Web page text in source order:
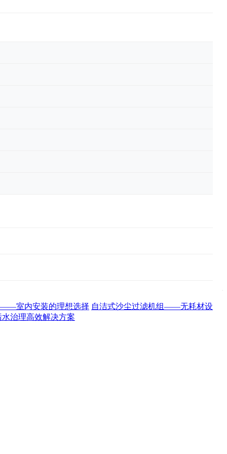
——室内安装的理想选择 自洁式沙尘过滤机组——无耗材设
治理高效解决方案